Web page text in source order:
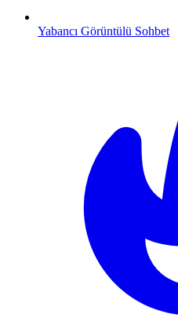
Yabancı Görüntülü Sohbet